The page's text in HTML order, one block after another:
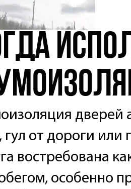
дверей
от дороги или
востребована
особенно